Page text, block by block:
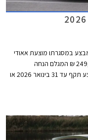
במסגרתו מוצעת אאודי
A3 סדאן 35TFSI לקצ'ורי, במחיר מבצע של 249,990 ₪ המגלם הנחה
משמעותית של 33,150 ₪ ממחיר המחירון. המבצע תקף עד 31 בינואר 2026 או